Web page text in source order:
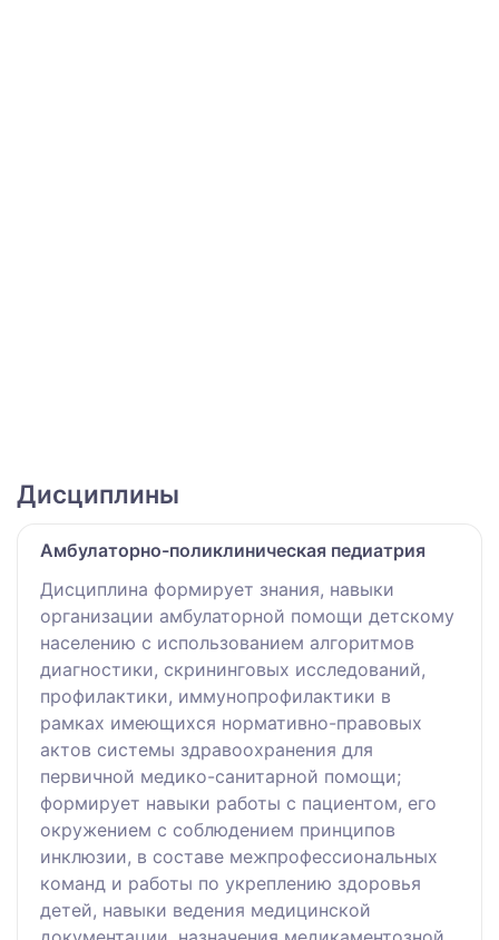
Дисциплины
Амбулаторно-поликлиническая педиатрия
Дисциплина формирует знания, навыки
организации амбулаторной помощи детскому
населению с использованием алгоритмов
диагностики, скрининговых исследований,
профилактики, иммунопрофилактики в
рамках имеющихся нормативно-правовых
актов системы здравоохранения для
первичной медико-санитарной помощи;
формирует навыки работы с пациентом, его
окружением с соблюдением принципов
инклюзии, в составе межпрофессиональных
команд и работы по укреплению здоровья
детей, навыки ведения медицинской